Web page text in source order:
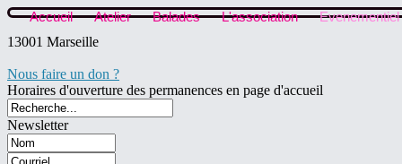
Accueil Atelier Balades L'association
Evenementiel
13001 Marseille
Nous faire un don ?
Horaires d'ouverture des permanences en page d'accueil
Newsletter